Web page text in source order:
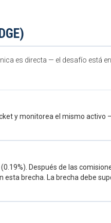
es directa — el desafío está
y monitorea el mismo activo
Después de las
esta brecha. La brecha debe